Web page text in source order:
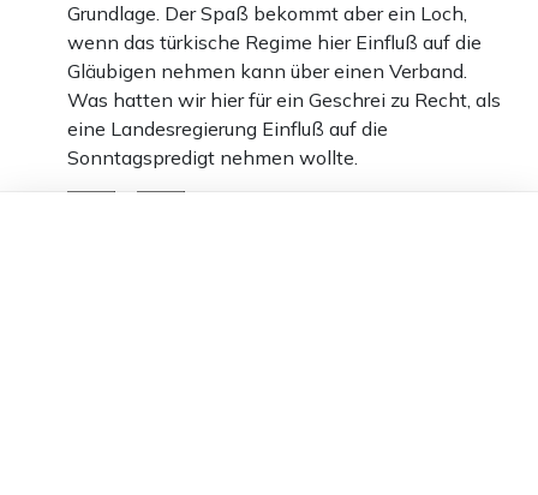
Grundlage. Der Spaß bekommt aber ein Loch,
wenn das türkische Regime hier Einfluß auf die
Gläubigen nehmen kann über einen Verband.
Was hatten wir hier für ein Geschrei zu Recht, als
eine Landesregierung Einfluß auf die
Sonntagspredigt nehmen wollte.